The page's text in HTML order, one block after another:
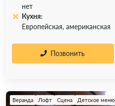
нет
Кухня:
Европейская, американская
Позвонить
Веранда Лофт Сцена Детское меню